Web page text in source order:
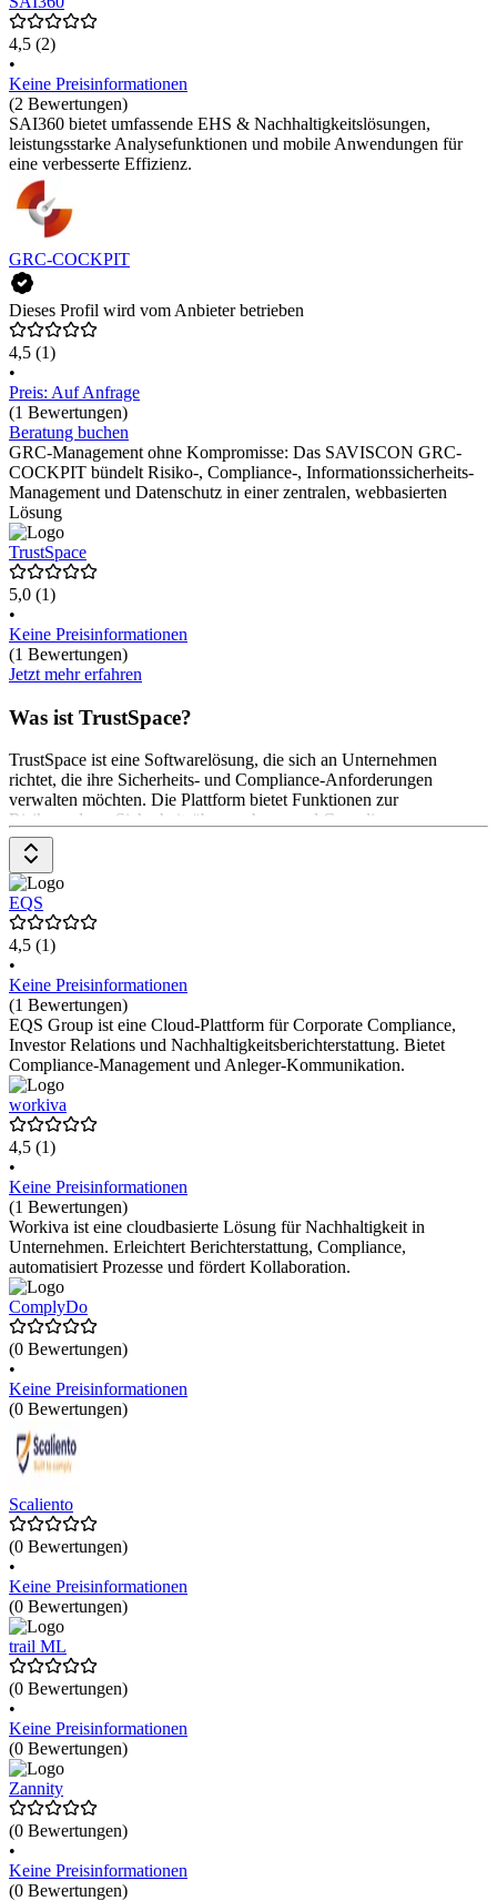
4,5 (2)
•
Keine Preisinformationen
(2 Bewertungen)
SAI360 bietet umfassende EHS & Nachhaltigkeitslösungen,
leistungsstarke Analysefunktionen und mobile Anwendungen für
eine verbesserte Effizienz.
GRC-COCKPIT
Dieses Profil wird vom Anbieter betrieben
4,5 (1)
•
Preis: Auf Anfrage
(1 Bewertungen)
Beratung buchen
GRC-Management ohne Kompromisse: Das SAVISCON GRC-
COCKPIT bündelt Risiko-, Compliance-, Informationssicherheits-
Management und Datenschutz in einer zentralen, webbasierten
Lösung
TrustSpace
5,0 (1)
•
Keine Preisinformationen
(1 Bewertungen)
Jetzt mehr erfahren
Was ist TrustSpace?
TrustSpace ist eine Softwarelösung, die sich an Unternehmen
richtet, die ihre Sicherheits- und Compliance-Anforderungen
verwalten möchten. Die Plattform bietet Funktionen zur
Risikoanalyse, Sicherheitsüberwachung und Compliance-
Management. Anwender*innen können Sicherheitsrichtlinien
erstellen und überwachen. Die Preisgestaltung erfolgt auf Anfrage.
EQS
4,5 (1)
•
Keine Preisinformationen
(1 Bewertungen)
EQS Group ist eine Cloud-Plattform für Corporate Compliance,
Investor Relations und Nachhaltigkeitsberichterstattung. Bietet
Compliance-Management und Anleger-Kommunikation.
workiva
4,5 (1)
•
Keine Preisinformationen
(1 Bewertungen)
Workiva ist eine cloudbasierte Lösung für Nachhaltigkeit in
Unternehmen. Erleichtert Berichterstattung, Compliance,
automatisiert Prozesse und fördert Kollaboration.
ComplyDo
(0 Bewertungen)
•
Keine Preisinformationen
(0 Bewertungen)
Scaliento
(0 Bewertungen)
•
Keine Preisinformationen
(0 Bewertungen)
trail ML
(0 Bewertungen)
•
Keine Preisinformationen
(0 Bewertungen)
Zannity
(0 Bewertungen)
•
Keine Preisinformationen
(0 Bewertungen)